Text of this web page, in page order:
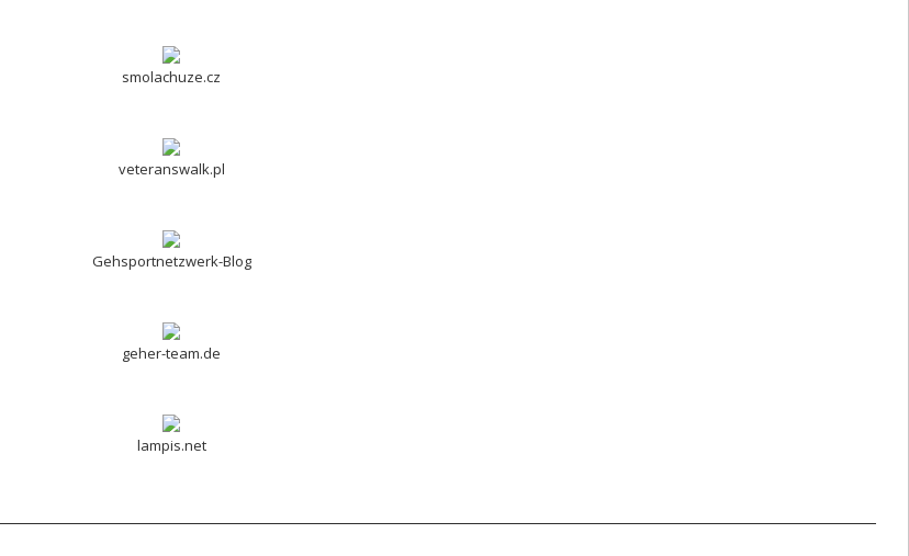
smolachuze.cz
veteranswalk.pl
Gehsportnetzwerk-Blog
geher-team.de
lampis.net